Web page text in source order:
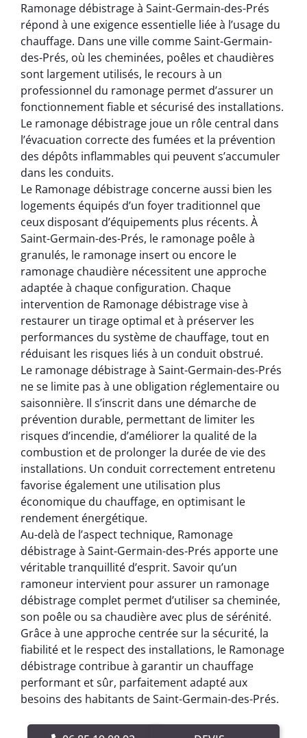
Ramonage débistrage à Saint-Germain-des-Prés
répond à une exigence essentielle liée à l’usage du
chauffage. Dans une ville comme Saint-Germain-
des-Prés, où les cheminées, poêles et chaudières
sont largement utilisés, le recours à un
professionnel du ramonage permet d’assurer un
fonctionnement fiable et sécurisé des installations.
Le ramonage débistrage joue un rôle central dans
l’évacuation correcte des fumées et la prévention
des dépôts inflammables qui peuvent s’accumuler
dans les conduits.
Le Ramonage débistrage concerne aussi bien les
logements équipés d’un foyer traditionnel que
ceux disposant d’équipements plus récents. À
Saint-Germain-des-Prés, le ramonage poêle à
granulés, le ramonage insert ou encore le
ramonage chaudière nécessitent une approche
adaptée à chaque configuration. Chaque
intervention de Ramonage débistrage vise à
restaurer un tirage optimal et à préserver les
performances du système de chauffage, tout en
réduisant les risques liés à un conduit obstrué.
Le ramonage débistrage à Saint-Germain-des-Prés
ne se limite pas à une obligation réglementaire ou
saisonnière. Il s’inscrit dans une démarche de
prévention durable, permettant de limiter les
risques d’incendie, d’améliorer la qualité de la
combustion et de prolonger la durée de vie des
installations. Un conduit correctement entretenu
favorise également une utilisation plus
économique du chauffage, en optimisant le
rendement énergétique.
Au-delà de l’aspect technique, Ramonage
débistrage à Saint-Germain-des-Prés apporte une
véritable tranquillité d’esprit. Savoir qu’un
ramoneur intervient pour assurer un ramonage
débistrage complet permet d’utiliser sa cheminée,
son poêle ou sa chaudière avec plus de sérénité.
Grâce à une approche centrée sur la sécurité, la
fiabilité et le respect des installations, le Ramonage
débistrage contribue à garantir un chauffage
performant et sûr, parfaitement adapté aux
besoins des habitants de Saint-Germain-des-Prés.